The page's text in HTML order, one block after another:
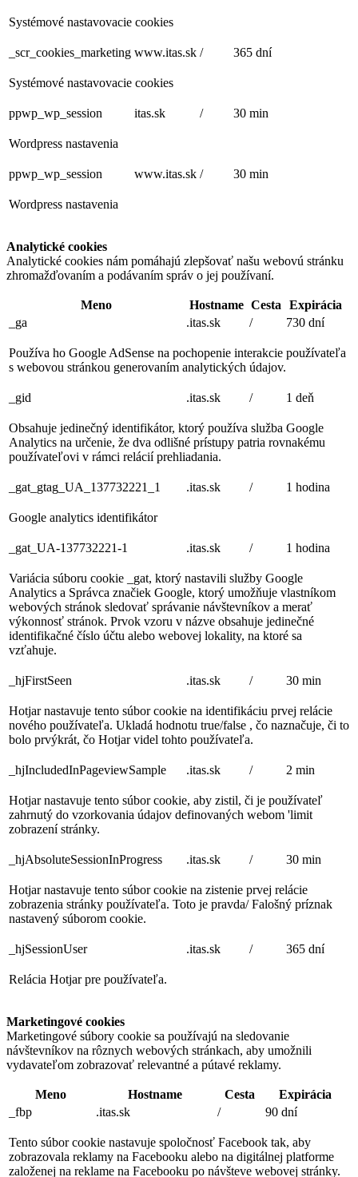
Systémové nastavovacie cookies
_scr_cookies_marketing www.itas.sk / 365 dní
Systémové nastavovacie cookies
ppwp_wp_session itas.sk / 30 min
Wordpress nastavenia
ppwp_wp_session www.itas.sk / 30 min
Wordpress nastavenia
Analytické cookies
Analytické cookies nám pomáhajú zlepšovať našu webovú stránku
zhromažďovaním a podávaním správ o jej používaní.
Meno Hostname Cesta
Expirácia
_ga
.itas.sk / 730 dní
Používa ho Google AdSense na pochopenie interakcie používateľa
s webovou stránkou generovaním analytických údajov.
_gid .itas.sk / 1 deň
Obsahuje jedinečný identifikátor, ktorý používa služba Google
Analytics na určenie, že dva odlišné prístupy patria rovnakému
používateľovi v rámci relácií prehliadania.
_gat_gtag_UA_137732221_1 .itas.sk / 1 hodina
Google analytics identifikátor
_gat_UA-137732221-1 .itas.sk / 1 hodina
Variácia súboru cookie _gat, ktorý nastavili služby Google
Analytics a Správca značiek Google, ktorý umožňuje vlastníkom
webových stránok sledovať správanie návštevníkov a merať
výkonnosť stránok. Prvok vzoru v názve obsahuje jedinečné
identifikačné číslo účtu alebo webovej lokality, na ktoré sa
vzťahuje.
_hjFirstSeen .itas.sk / 30 min
Hotjar nastavuje tento súbor cookie na identifikáciu prvej relácie
nového používateľa. Ukladá hodnotu true/false , čo naznačuje, či to
bolo prvýkrát, čo Hotjar videl tohto používateľa.
_hjIncludedInPageviewSample .itas.sk / 2 min
Hotjar nastavuje tento súbor cookie, aby zistil, či je používateľ
zahrnutý do vzorkovania údajov definovaných webom 'limit
zobrazení stránky.
_hjAbsoluteSessionInProgress .itas.sk / 30 min
Hotjar nastavuje tento súbor cookie na zistenie prvej relácie
zobrazenia stránky používateľa. Toto je pravda/ Falošný príznak
nastavený súborom cookie.
_hjSessionUser .itas.sk / 365 dní
Relácia Hotjar pre používateľa.
Marketingové cookies
Marketingové súbory cookie sa používajú na sledovanie
návštevníkov na rôznych webových stránkach, aby umožnili
vydavateľom zobrazovať relevantné a pútavé reklamy.
Meno Hostname Cesta
Expirácia
_fbp
.itas.sk / 90 dní
Tento súbor cookie nastavuje spoločnosť Facebook tak, aby
zobrazovala reklamy na Facebooku alebo na digitálnej platforme
založenej na reklame na Facebooku po návšteve webovej stránky.